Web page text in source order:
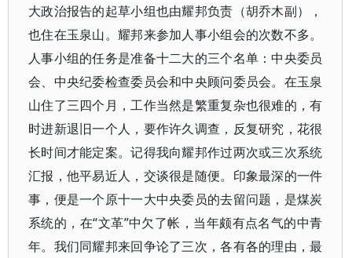
大政治报告的起草小组也由耀邦负责（胡乔木副），
也住在玉泉山。耀邦来参加人事小组会的次数不多。
人事小组的任务是准备十二大的三个名单：中央委员
会、中央纪委检查委员会和中央顾问委员会。在玉泉
山住了三四个月，工作当然是繁重复杂也很难的，有
时进新退旧一个人，要作许久调查，反复研究，花很
长时间才能定案。记得我向耀邦作过两次或三次系统
汇报，他平易近人，交谈很是随便。印象最深的一件
事，便是一个原十一大中央委员的去留问题，是煤炭
系统的，在“文革”中欠了帐，当年颇有点名气的中青
年。我们同耀邦来回争论了三次，各有各的理由，最